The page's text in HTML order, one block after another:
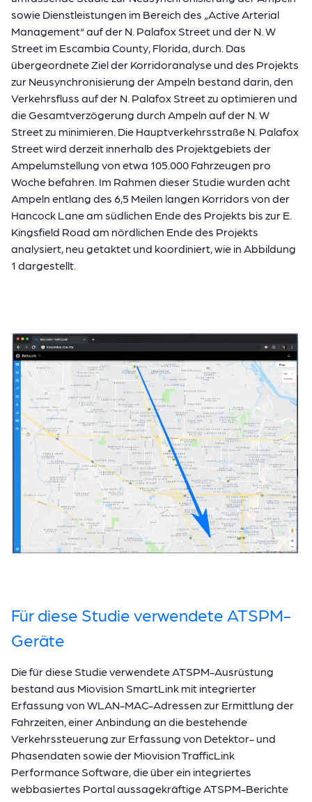
sowie Dienstleistungen im Bereich des „Active Arterial
Management“ auf der N. Palafox Street und der N. W
Street im Escambia County, Florida, durch. Das
übergeordnete Ziel der Korridoranalyse und des Projekts
zur Neusynchronisierung der Ampeln bestand darin, den
Verkehrsfluss auf der N. Palafox Street zu optimieren und
die Gesamtverzögerung durch Ampeln auf der N. W
Street zu minimieren. Die Hauptverkehrsstraße N. Palafox
Street wird derzeit innerhalb des Projektgebiets der
Ampelumstellung von etwa 105.000 Fahrzeugen pro
Woche befahren. Im Rahmen dieser Studie wurden acht
Ampeln entlang des 6,5 Meilen langen Korridors von der
Hancock Lane am südlichen Ende des Projekts bis zur E.
Kingsfield Road am nördlichen Ende des Projekts
analysiert, neu getaktet und koordiniert, wie in Abbildung
1 dargestellt.
Für diese Studie verwendete ATSPM-
Geräte
Die für diese Studie verwendete ATSPM-Ausrüstung
bestand aus Miovision SmartLink mit integrierter
Erfassung von WLAN-MAC-Adressen zur Ermittlung der
Fahrzeiten, einer Anbindung an die bestehende
Verkehrssteuerung zur Erfassung von Detektor- und
Phasendaten sowie der Miovision TrafficLink
Performance Software, die über ein integriertes
webbasiertes Portal aussagekräftige ATSPM-Berichte